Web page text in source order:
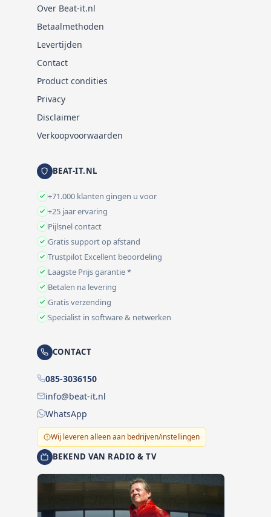
Over Beat-it.nl
Betaalmethoden
Levertijden
Contact
Product condities
Privacy
Disclaimer
Verkoopvoorwaarden
BEAT-IT.NL
+71.000 klanten gingen u voor
+25 jaar ervaring
Pijlsnel contact
Gratis support op afstand
Trustpilot Excellent beoordeling
Laagste Prijs garantie *
Betalen na levering
Gratis verzending
Specialist in software & netwerken
CONTACT
085-3036150
info@beat-it.nl
WhatsApp
Wij leveren alleen aan bedrijven/instellingen
BEKEND VAN RADIO & TV